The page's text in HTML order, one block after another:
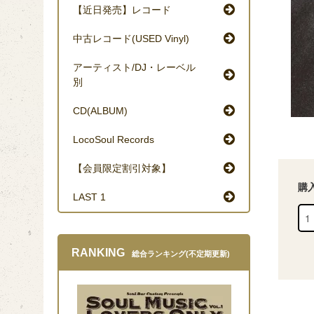
購
【近日発売】レコード
中古レコード(USED Vinyl)
アーティスト/DJ・レーベル
別
CD(ALBUM)
LocoSoul Records
【会員限定割引対象】
LAST 1
RANKING 総合ランキング(不定期更新)